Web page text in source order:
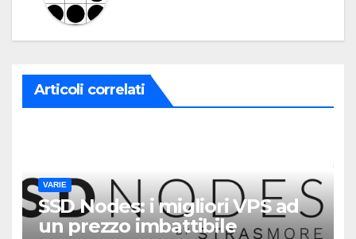
Articoli correlati
VARIE
SSD Nodes: i migliori VPS ad
un prezzo imbattibile